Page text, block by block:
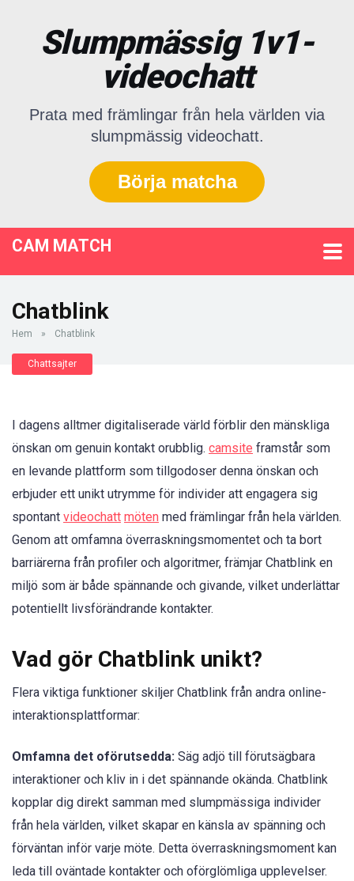
Slumpmässig 1v1-
videochatt
Prata med främlingar från hela världen via
slumpmässig videochatt.
Börja matcha
CAM MATCH
Chatblink
Hem » Chatblink
Chattsajter
I dagens alltmer digitaliserade värld förblir den mänskliga
önskan om genuin kontakt orubblig. camsite framstår som
en levande plattform som tillgodoser denna önskan och
erbjuder ett unikt utrymme för individer att engagera sig
spontant videochatt möten med främlingar från hela världen.
Genom att omfamna överraskningsmomentet och ta bort
barriärerna från profiler och algoritmer, främjar Chatblink en
miljö som är både spännande och givande, vilket underlättar
potentiellt livsförändrande kontakter.
Vad gör Chatblink unikt?
Flera viktiga funktioner skiljer Chatblink från andra online-
interaktionsplattformar:
Omfamna det oförutsedda: Säg adjö till förutsägbara
interaktioner och kliv in i det spännande okända. Chatblink
kopplar dig direkt samman med slumpmässiga individer
från hela världen, vilket skapar en känsla av spänning och
förväntan inför varje möte. Detta överraskningsmoment kan
leda till oväntade kontakter och oförglömliga upplevelser.